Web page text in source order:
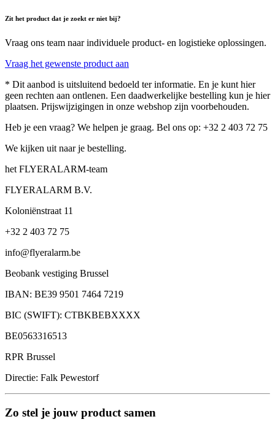
Zit het product dat je zoekt er niet bij?
Vraag ons team naar individuele product- en logistieke oplossingen.
Vraag het gewenste product aan
* Dit aanbod is uitsluitend bedoeld ter informatie. En je kunt hier
geen rechten aan ontlenen. Een daadwerkelijke bestelling kun je hier
plaatsen. Prijswijzigingen in onze webshop zijn voorbehouden.
Heb je een vraag? We helpen je graag. Bel ons op: +32 2 403 72 75
We kijken uit naar je bestelling.
het FLYERALARM-team
FLYERALARM B.V.
Koloniënstraat 11
+32 2 403 72 75
info@flyeralarm.be
Beobank vestiging Brussel
IBAN: BE39 9501 7464 7219
BIC (SWIFT): CTBKBEBXXXX
BE0563316513
RPR Brussel
Directie: Falk Pewestorf
Zo stel je jouw product samen